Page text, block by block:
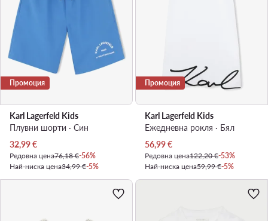
Промоция
Karl Lagerfeld Kids
Плувни шорти · Син
Актуална цена
32,99€
Редовна цена76,18 €-56%
Най-ниска цена34,99 €-5%
Промоция
Karl Lagerfeld Kids
Ежедневна рокля · Бял
Актуална цена
56,99€
Редовна цена122,20 €-53%
Най-ниска цена59,99 €-5%